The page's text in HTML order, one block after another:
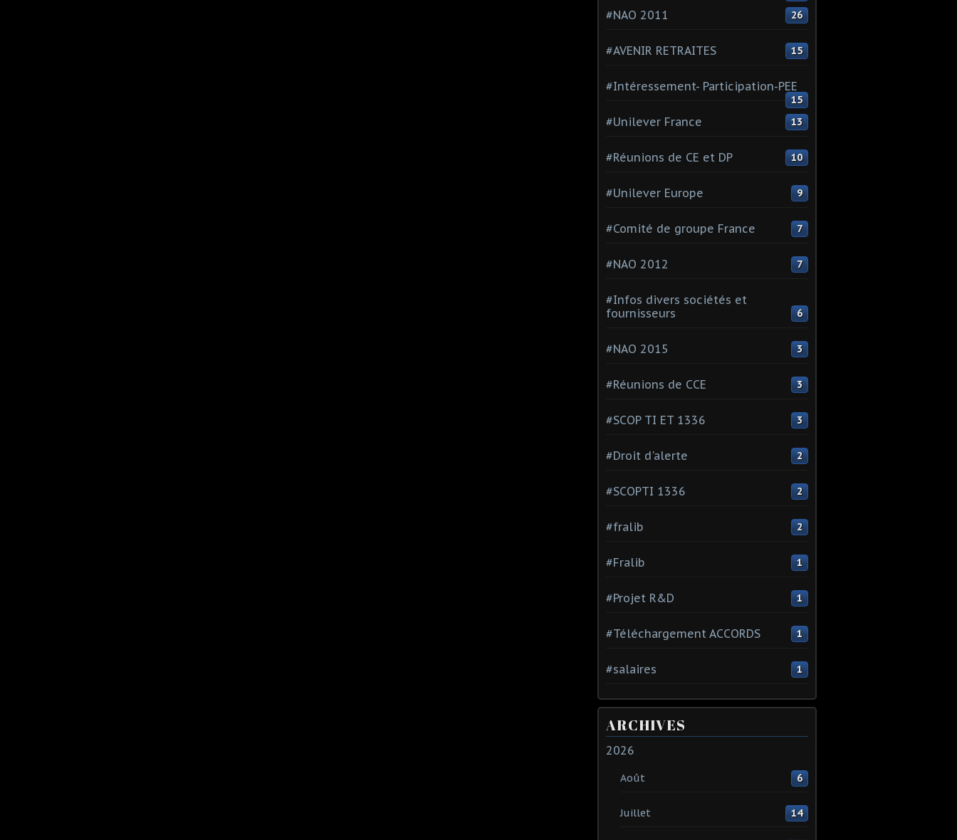
#NAO 2011 26
#AVENIR RETRAITES 15
#Intéressement- Participation-PEE
15
#Unilever France 13
#Réunions de CE et DP 10
#Unilever Europe 9
#Comité de groupe France 7
#NAO 2012 7
#Infos divers sociétés et
fournisseurs
6
#NAO 2015 3
#Réunions de CCE 3
#SCOP TI ET 1336 3
#Droit d'alerte 2
#SCOPTI 1336 2
#fralib 2
#Fralib 1
#Projet R&D 1
#Téléchargement ACCORDS 1
#salaires 1
ARCHIVES
2026
Août 6
Juillet 14